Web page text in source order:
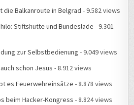
die Balkanroute in Belgrad - 9.582 views
Stiftshütte und Bundeslade - 9.301
zur Selbstbedienung - 9.049 views
schon Jesus - 8.912 views
es Feuerwehreinsätze - 8.878 views
beim Hacker-Kongress - 8.824 views